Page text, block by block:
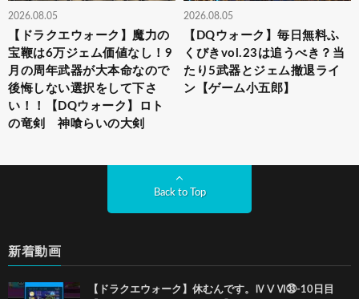
2026.08.05
【ドラクエウォーク】魔力の
宝鞭は6万ジェム価値なし！9
月の周年武器が大本命なので
後悔しない選択をして下さ
い！！【DQウォーク】ロト
の竜剣 神喰らいの大剣
2026.08.05
【DQウォーク】毎日無料ふ
くびきvol.23は追うべき？当
たり5武器とジェム撤退ライ
ン【ゲーム小五郎】
Back to Top
新着動画
【ドラクエウォーク】休むんです。ⅣⅤⅥ㉝-10日目